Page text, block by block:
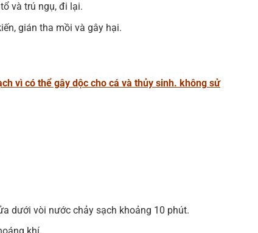
và trú ngụ, đi lại.
gián tha mồi và gây hại.
vì có thể gây dộc cho cá và thủy sinh. không sử
dưới vòi nước chảy sạch khoảng 10 phút.